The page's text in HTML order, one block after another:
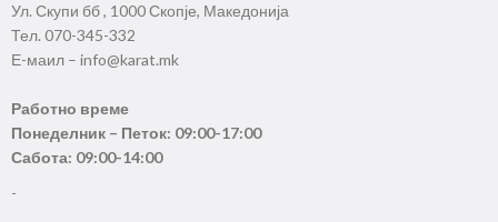
Ул. Скупи бб , 1000 Скопје, Македонија
Тел. 070-345-332
Е-маил – info@karat.mk
Работно време
Понеделник – Петок: 09:00-17:00
Сабота: 09:00-14:00
-